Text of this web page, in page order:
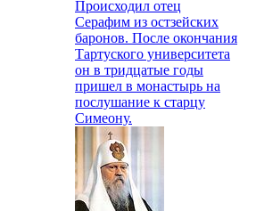
Происходил отец
Серафим из остзейских
баронов. После окончания
Тартуского университета
он в тридцатые годы
пришел в монастырь на
послушание к старцу
Симеону.